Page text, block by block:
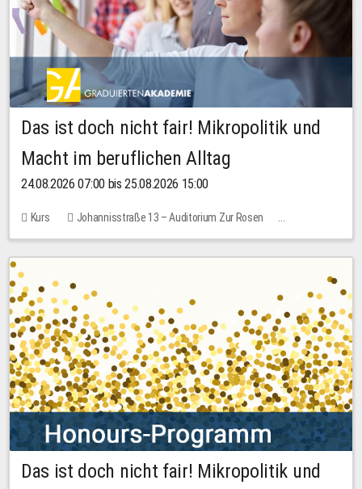
Das ist doch nicht fair! Mikropolitik und
Macht im beruflichen Alltag
24.08.2026 07:00 bis 25.08.2026 15:00
Kurs
Johannisstraße 13 – Auditorium Zur Rosen
Keine freien Plätze
30,00 EUR
Das ist doch nicht fair! Mikropolitik und